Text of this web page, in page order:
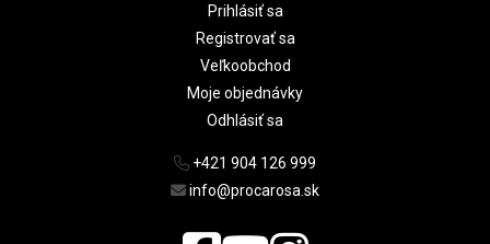
Prihlásiť sa
Registrovať sa
Veľkoobchod
Moje objednávky
Odhlásiť sa
+421 904 126 999
info@procarosa.sk